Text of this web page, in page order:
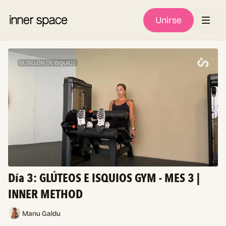
Unirse
Día 3: GLÚTEOS E ISQUIOS GYM - MES 3 |
INNER METHOD
Manu Galdu